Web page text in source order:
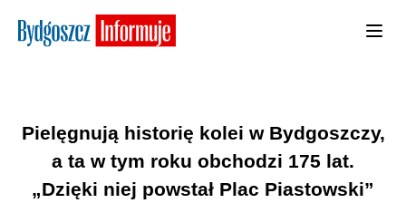
Pielęgnują historię kolei w Bydgoszczy,
a ta w tym roku obchodzi 175 lat.
„Dzięki niej powstał Plac Piastowski”